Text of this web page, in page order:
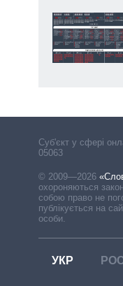
Cуб'єкт у сфері
05063
© 2009—2026
охороняються
собою право не
публікується на
особи.
УКР